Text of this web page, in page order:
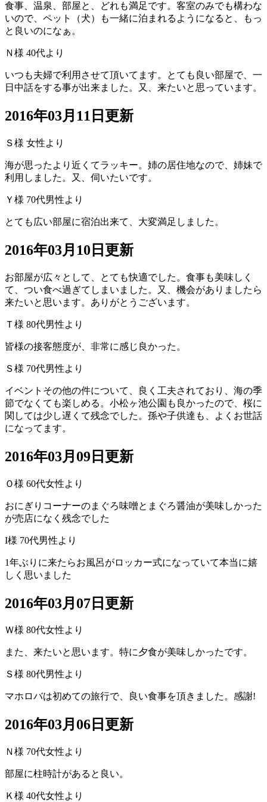
食事、温泉、部屋と、どれも満足です。客室のみでも構わな
いので、ペット（犬）も一緒に泊まれるようになると、もっ
と良いのになぁ。
Ｎ様 40代より
いつも夫婦で利用させて頂いてます。とても良い部屋で、一
日中話をする事が出来ました。又、来たいと思っています。
2016年03月11日更新
Ｓ様 女性より
海が思ったより近くてラッキー。姉の居住地なので、姉妹で
利用しました。又、伺いたいです。
Ｙ様 70代男性より
とても広い部屋に宿泊出来て、大変満足しました。
2016年03月10日更新
お部屋が広々として、とても快適でした。食事も美味しく
て、つい食べ過ぎてしまいました。又、機会がありましたら
来たいと思います。ありがとうございます。
Ｔ様 80代男性より
皆様の接客態度が、非常に感じ良かった。
Ｓ様 70代男性より
イベントその他の件について、良く工夫されており、海の季
節でなくても楽しめる。小松ヶ池公園も良かったので、桜に
関しては少し遅くて残念でした。孫や子供達も、よくお世話
になってます。
2016年03月09日更新
Ｏ様 60代女性より
おにぎりコーナーのまぐろ味噌とまぐろ醤油が美味しかった
が売店になく残念でした
I様 70代男性より
1年ぶりに来たらお風呂がロッカー式になっていて本当に嬉
しく思いました
2016年03月07日更新
Ｗ様 80代女性より
また、来たいと思います。特に夕食が美味しかったです。
Ｓ様 80代男性より
マホロバは初めての旅行で、良い食事を頂きました。感謝!
2016年03月06日更新
Ｎ様 70代女性より
部屋に柱時計があると良い。
Ｋ様 40代女性より